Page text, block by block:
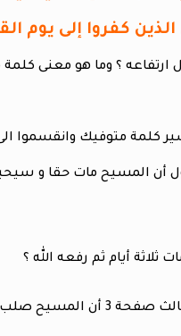
كفروا إلى يوم